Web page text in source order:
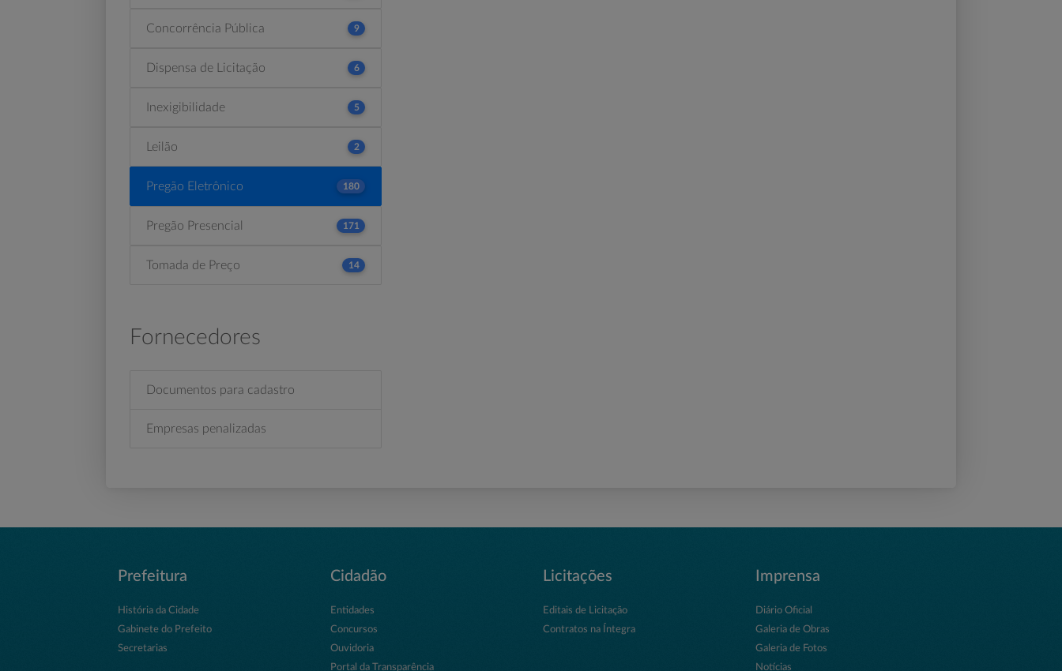
Concorrência Pública 9
Dispensa de Licitação 6
Inexigibilidade 5
Leilão 2
Pregão Eletrônico 180
Pregão Presencial 171
Tomada de Preço 14
Fornecedores
Documentos para cadastro
Empresas penalizadas
Prefeitura
História da Cidade
Gabinete do Prefeito
Secretarias
Cidadão
Entidades
Concursos
Ouvidoria
Portal da Transparência
Licitações
Editais de Licitação
Contratos na Íntegra
Imprensa
Diário Oficial
Galeria de Obras
Galeria de Fotos
Notícias